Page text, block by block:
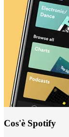
Cos'è Spotify